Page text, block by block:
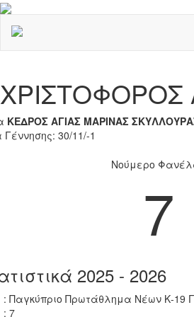
ΧΡΙΣΤΟΦΟΡΟΣ
ΚΕΔΡΟΣ ΑΓΙΑΣ ΜΑΡΙΝΑΣ
30/11/-1
Νούμερο
7
2025 - 2026
: Παγκύπριο Πρωτάθλημα Νέων Κ-19
: 7